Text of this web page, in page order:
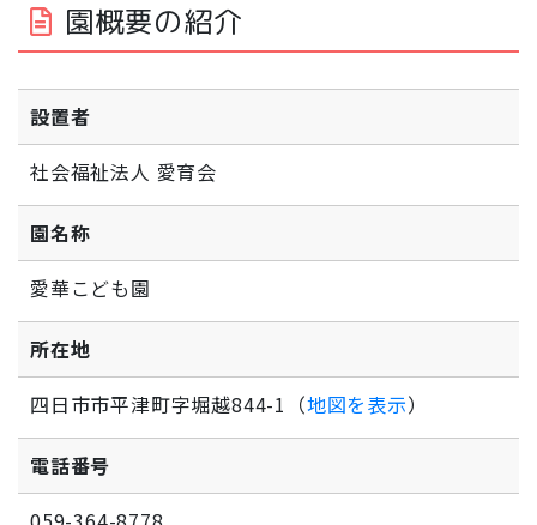
園概要の紹介
設置者
社会福祉法人 愛育会
園名称
愛華こども園
所在地
四日市市平津町字堀越844-1（地図を表示）
電話番号